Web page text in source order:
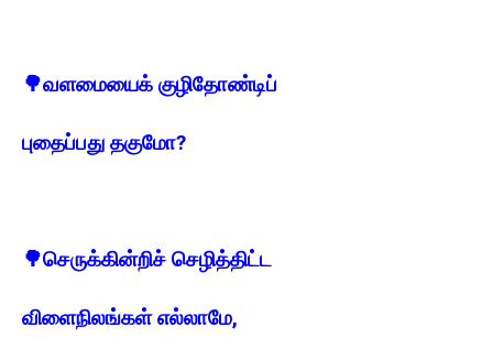
🌳வளமையைக் குழிதோண்டிப்
புதைப்பது தகுமோ?
🌳செருக்கின்றிச் செழித்திட்ட
விளைநிலங்கள் எல்லாமே,